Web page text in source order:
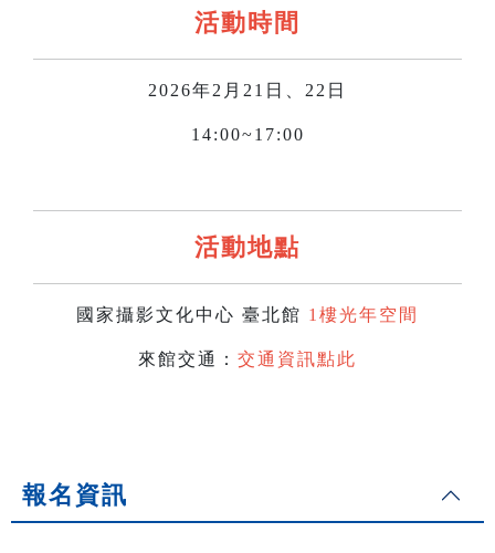
活動時間
2026年2月21日、22日
14:00~17:00
活動地點
國家攝影文化中心 臺北館 1樓光年空間
來館交通： 交通資訊點此
報名資訊